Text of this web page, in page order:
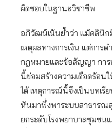
ผิดชอบในฐานะวิชาชีพ
อภิวัฒน์เน้นย้ำว่า แม้คลินิ
เหตุผลทางการเงิน แต่การด
กฎหมายและข้อสัญญา การ
นี้ย่อมสร้างความเดือดร้อน
ได้ เหตุการณ์นี้จึงเป็นบทเ
หันมาพึ่งพาระบบสาธารณสุ
ยกระดับโรงพยาบาลชุมชน